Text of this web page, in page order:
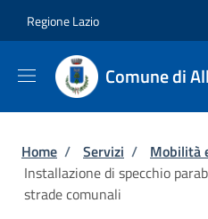
Regione Lazio
Comune di
Briciole di pane
Home / Servizi / Mobilità
Installazione di specchio
strade comunali